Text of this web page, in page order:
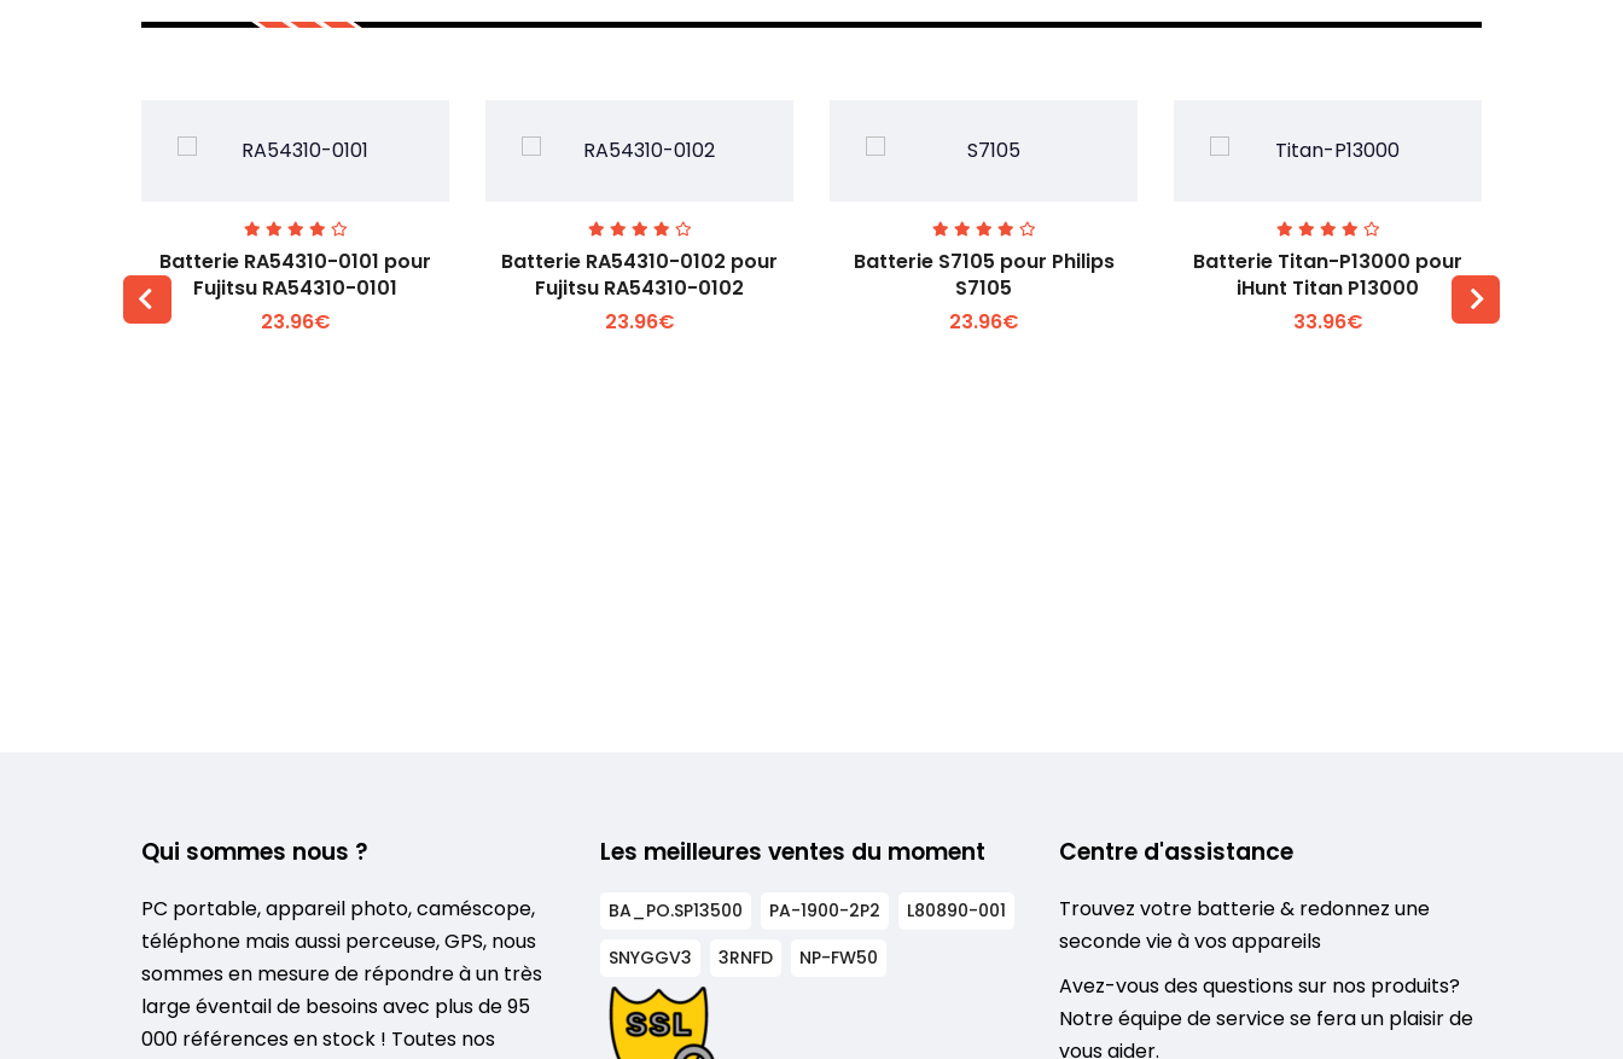
Voir plus +
Batterie RA54310-0101 pour
Fujitsu RA54310-0101
23.96€
Voir plus +
Batterie RA54310-0102 pour
Fujitsu RA54310-0102
23.96€
Voir plus +
Batterie S7105 pour Philips
S7105
23.96€
Voir plus +
Batterie Titan-P13000 pour
iHunt Titan P13000
33.96€
Qui sommes nous ?
PC portable, appareil photo, caméscope,
téléphone mais aussi perceuse, GPS, nous
sommes en mesure de répondre à un très
large éventail de besoins avec plus de 95
000 références en stock ! Toutes nos
Les meilleures ventes du moment
BA_PO.SP13500 PA-1900-2P2
L80890-001
SNYGGV3
3RNFD NP-FW50
Centre d'assistance
Trouvez votre batterie & redonnez une
seconde vie à vos appareils
Avez-vous des questions sur nos produits?
Notre équipe de service se fera un plaisir de
vous aider.